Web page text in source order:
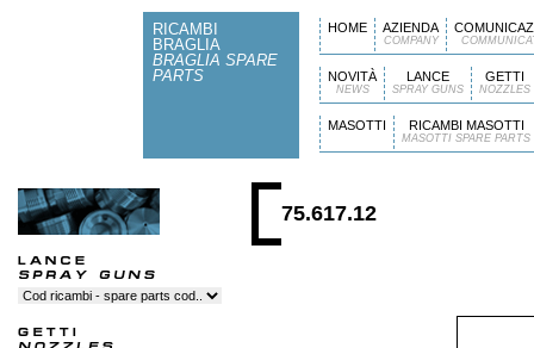
RICAMBI
BRAGLIA
BRAGLIA SPARE
PARTS
HOME AZIENDA
COMPANY
NOVITÀ
NEWS
LANCE
SPRAY GUNS
GETTI
NOZZLES
MASOTTI RICAMBI MASOTTI
MASOTTI SPARE PARTS
75.617.12